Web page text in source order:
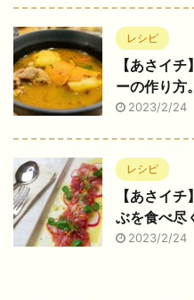
レシピ
【あさイ
ーの作り方
2023/2/24
レシピ
【あさイ
ぶを食べ尽
2023/2/24